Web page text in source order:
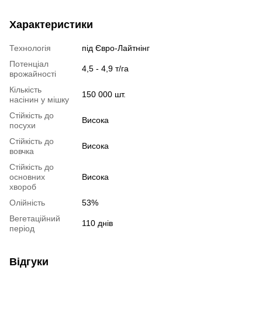
Характеристики
Технологія
під Євро-Лайтнінг
Потенціал
врожайності
4,5 - 4,9 т/га
Кількість
насінин у мішку
150 000 шт.
Стійкість до
посухи
Висока
Стійкість до
вовчка
Висока
Стійкість до
основних
хвороб
Висока
Олійність
53%
Вегетаційний
період
110 днів
Відгуки